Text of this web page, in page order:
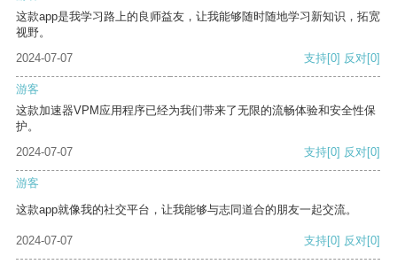
这款app是我学习路上的良师益友，让我能够随时随地学习新知识，拓宽
视野。
2024-07-07
支持[0] 反对[0]
游客
这款加速器VPM应用程序已经为我们带来了无限的流畅体验和安全性保
护。
2024-07-07
支持[0] 反对[0]
游客
这款app就像我的社交平台，让我能够与志同道合的朋友一起交流。
2024-07-07 支持[0] 反对[0]